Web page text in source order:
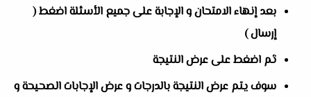
بعد إنهاء الامتحان و الإجابة على جميع الأسئلة اضغط (
إرسال )
ثم اضغط على عرض النتيجة
سوف يتم عرض النتيجة بالدرجات و عرض الإجابات الصحيحة و